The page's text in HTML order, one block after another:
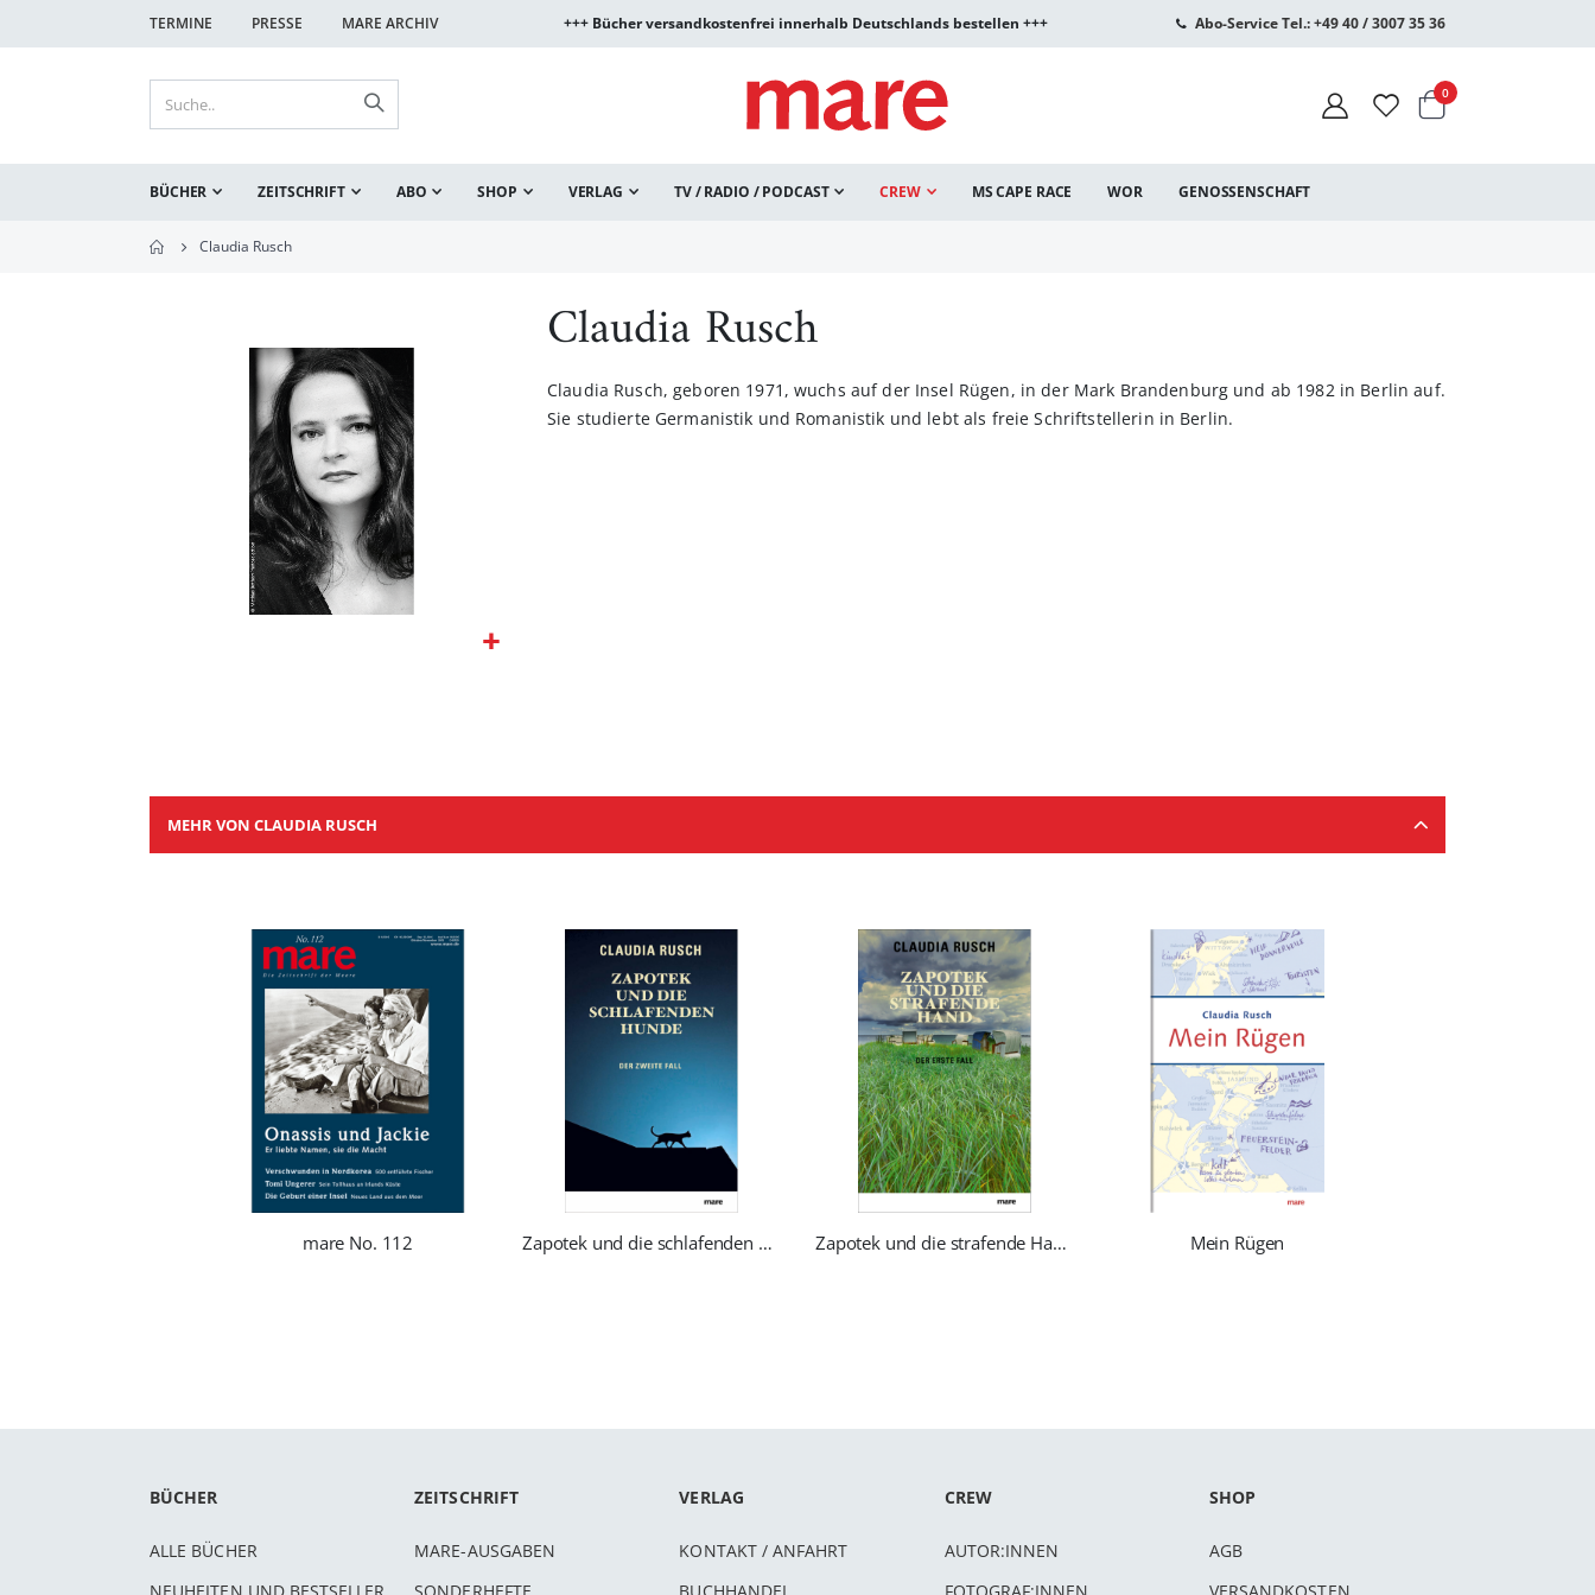
TERMINE PRESSE MARE ARCHIV +++ Bücher versandkostenfrei innerhalb Deutschlands bestellen +++ Abo-Service Tel.: +49 40 / 3007 35 36
Warenkorb
0Artikel
BÜCHER ZEITSCHRIFT ABO SHOP VERLAG TV / RADIO / PODCAST CREW MS CAPE RACE WOR GENOSSENSCHAFT
Claudia Rusch
Claudia Rusch
Claudia Rusch, geboren 1971, wuchs auf der Insel Rügen, in der Mark Brandenburg und ab 1982 in Berlin auf.
Sie studierte Germanistik und Romanistik und lebt als freie Schriftstellerin in Berlin.
MEHR VON CLAUDIA RUSCH
mare No. 112 Zapotek und die schlafenden Hunde Zapotek und die strafende Hand Mein Rügen
BÜCHER
ALLE BÜCHER
ZEITSCHRIFT
MARE-AUSGABEN
VERLAG
KONTAKT / ANFAHRT
CREW
AUTOR:INNEN
SHOP
AGB